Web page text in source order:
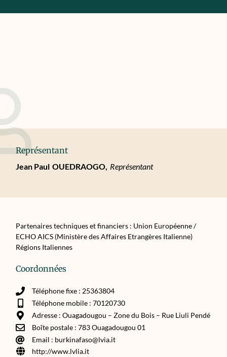
Représentant
Jean Paul OUEDRAOGO, Représentant
Partenaires techniques et financiers : Union Européenne /
ECHO AICS (Ministère des Affaires Etrangères Italienne)
Régions Italiennes
Coordonnées
Téléphone fixe : 25363804
Téléphone mobile : 70120730
Adresse : Ouagadougou – Zone du Bois – Rue Liuli Pendé
Boîte postale : 783 Ouagadougou 01
Email : burkinafaso@lvia.it
http://www.lvlia.it